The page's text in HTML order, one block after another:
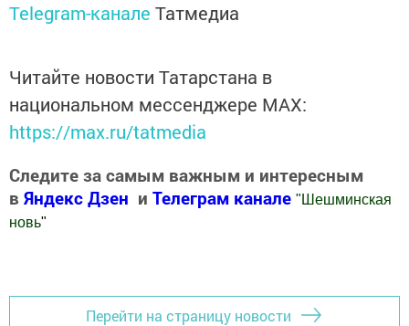
Telegram-канале Татмедиа
Читайте новости Татарстана в
национальном мессенджере MАХ:
https://max.ru/tatmedia
Следите за самым важным и интересным
в Яндекс Дзен и Телеграм канале "Шешминская
новь"
Перейти на страницу новости